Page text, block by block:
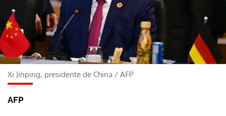
Xi Jinping, presidente de China / AFP
AFP